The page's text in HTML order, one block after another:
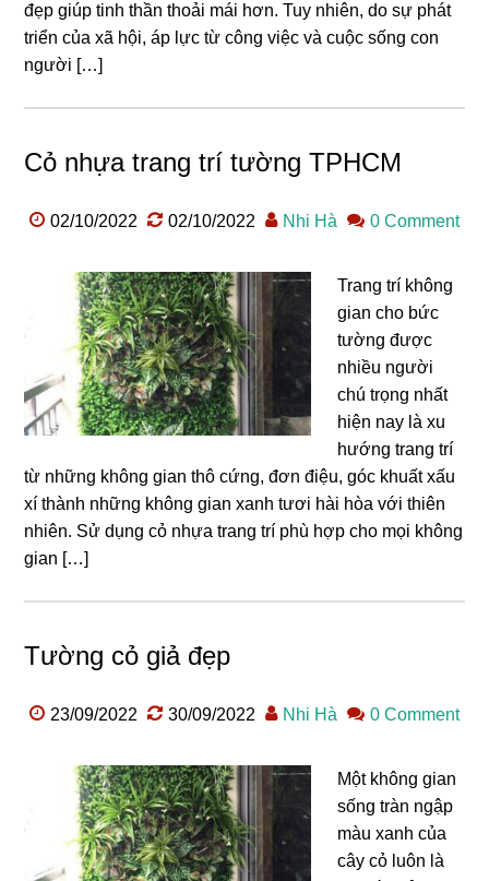
đẹp giúp tinh thần thoải mái hơn. Tuy nhiên, do sự phát
triển của xã hội, áp lực từ công việc và cuộc sống con
người […]
Cỏ nhựa trang trí tường TPHCM
02/10/2022 02/10/2022 Nhi Hà 0 Comment
Trang trí không
gian cho bức
tường được
nhiều người
chú trọng nhất
hiện nay là xu
hướng trang trí
từ những không gian thô cứng, đơn điệu, góc khuất xấu
xí thành những không gian xanh tươi hài hòa với thiên
nhiên. Sử dụng cỏ nhựa trang trí phù hợp cho mọi không
gian […]
Tường cỏ giả đẹp
23/09/2022 30/09/2022 Nhi Hà 0 Comment
Một không gian
sống tràn ngập
màu xanh của
cây cỏ luôn là